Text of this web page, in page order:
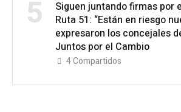
5
Siguen juntando firmas por
Ruta 51: “Están en riesgo
expresaron los concejales
Juntos por el Cambio
4Compartidos